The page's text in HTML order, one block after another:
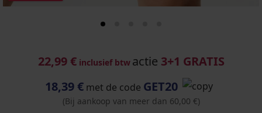
22,99 € inclusief btw actie 3+1 GRATIS
18,39 €met de code GET20
(Bij aankoop van meer dan 60,00 €)